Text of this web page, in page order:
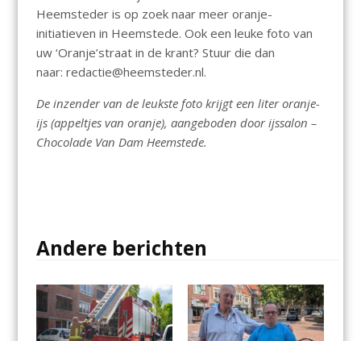
Heemsteder is op zoek naar meer oranje-
initiatieven in Heemstede. Ook een leuke foto van
uw ‘Oranje’straat in de krant? Stuur die dan
naar: redactie@heemsteder.nl.
De inzender van de leukste foto krijgt een liter oranje-
ijs (appeltjes van oranje), aangeboden door ijssalon –
Chocolade Van Dam Heemstede.
Andere berichten